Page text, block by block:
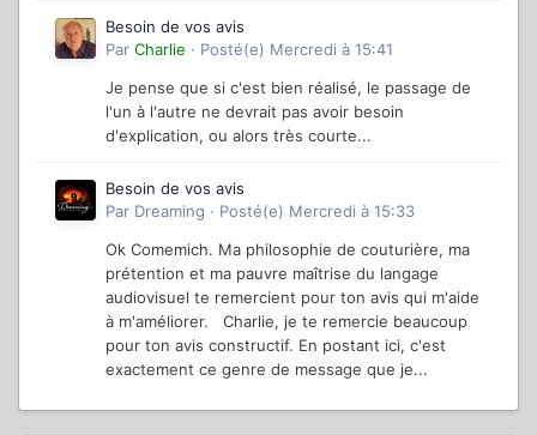
Besoin de vos avis
Par Charlie · Posté(e) Mercredi à 15:41
Je pense que si c'est bien réalisé, le passage de
l'un à l'autre ne devrait pas avoir besoin
d'explication, ou alors très courte...
Besoin de vos avis
Par Dreaming · Posté(e) Mercredi à 15:33
Ok Comemich. Ma philosophie de couturière, ma
prétention et ma pauvre maîtrise du langage
audiovisuel te remercient pour ton avis qui m'aide
à m'améliorer. Charlie, je te remercie beaucoup
pour ton avis constructif. En postant ici, c'est
exactement ce genre de message que je...